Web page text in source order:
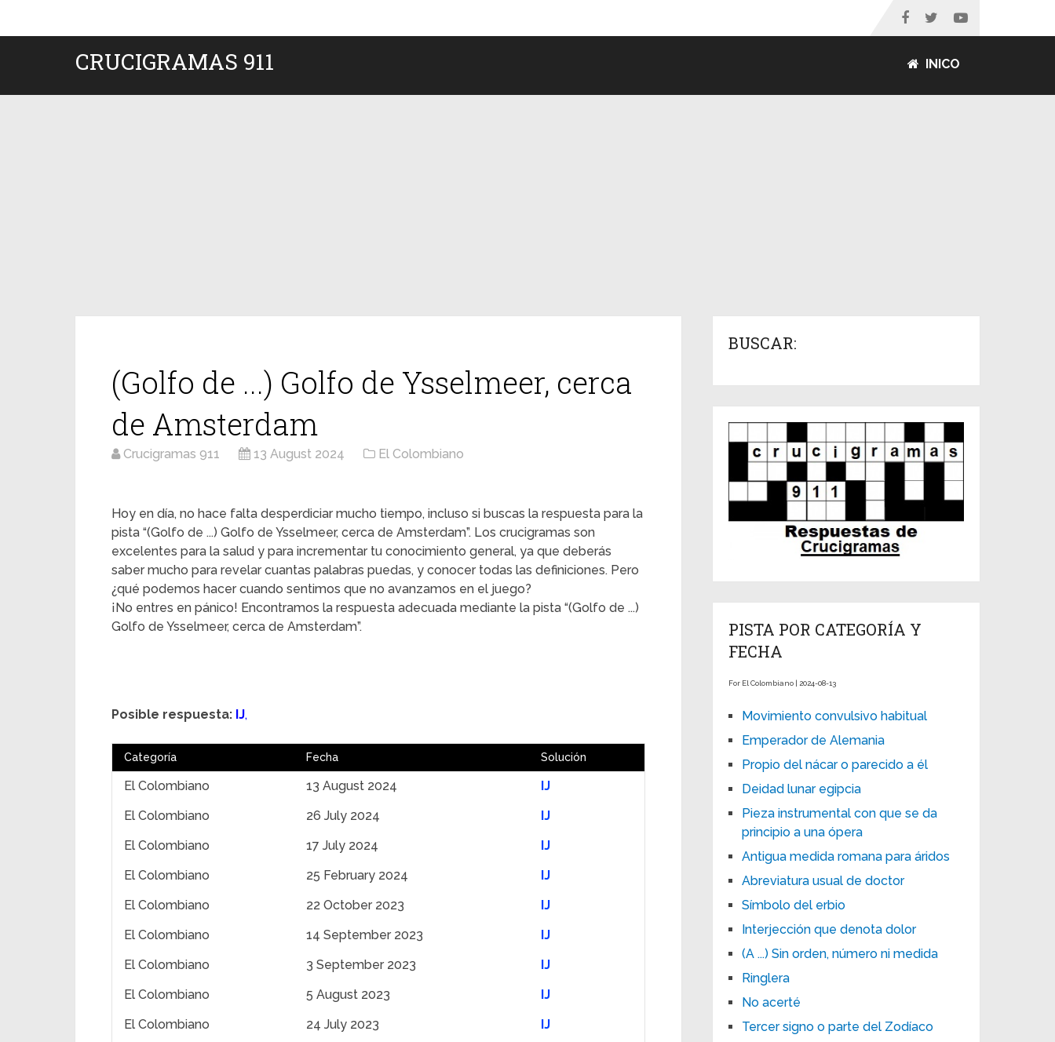
CRUCIGRAMAS 911 INICO
(Golfo de ...) Golfo de Ysselmeer, cerca
de Amsterdam
Crucigramas 911 13 August 2024 El Colombiano
Hoy en día, no hace falta desperdiciar mucho tiempo, incluso si buscas la respuesta para la
pista “(Golfo de ...) Golfo de Ysselmeer, cerca de Amsterdam”. Los crucigramas son
excelentes para la salud y para incrementar tu conocimiento general, ya que deberás
saber mucho para revelar cuantas palabras puedas, y conocer todas las definiciones. Pero
¿qué podemos hacer cuando sentimos que no avanzamos en el juego?
¡No entres en pánico! Encontramos la respuesta adecuada mediante la pista “(Golfo de ...)
Golfo de Ysselmeer, cerca de Amsterdam”.
Posible respuesta: IJ,
Categoría Fecha Solución
El Colombiano 13 August 2024
IJ
El Colombiano
26 July 2024
IJ
El Colombiano
17 July 2024
IJ
El Colombiano
25 February 2024
IJ
El Colombiano
22 October 2023
IJ
El Colombiano
14 September 2023
IJ
El Colombiano
3 September 2023
IJ
El Colombiano
5 August 2023
IJ
El Colombiano
24 July 2023
IJ
BUSCAR:
PISTA POR CATEGORÍA Y
FECHA
For El Colombiano | 2024-08-13
Movimiento convulsivo habitual
Emperador de Alemania
Propio del nácar o parecido a él
Deidad lunar egipcia
Pieza instrumental con que se da
principio a una ópera
Antigua medida romana para áridos
Abreviatura usual de doctor
Símbolo del erbio
Interjección que denota dolor
(A ...) Sin orden, número ni medida
Ringlera
No acerté
Tercer signo o parte del Zodíaco